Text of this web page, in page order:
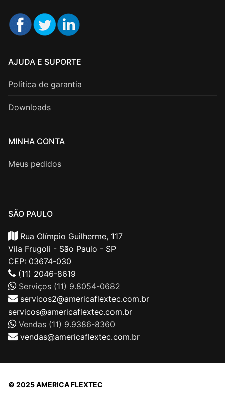
AJUDA E SUPORTE
Política de garantia
Downloads
MINHA CONTA
Meus pedidos
SÃO PAULO
Rua Olímpio Guilherme, 117
Vila Frugoli - São Paulo - SP
CEP: 03674-030
(11) 2046-8619
Serviços (11) 9.8054-0682
servicos2@americaflextec.com.br
servicos@americaflextec.com.br
Vendas (11) 9.9386-8360
vendas@americaflextec.com.br
© 2025 AMERICA FLEXTEC